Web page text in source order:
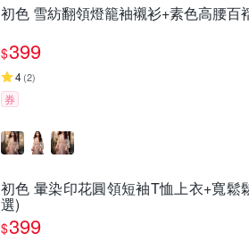
初色 雪紡翻領燈籠袖襯衫+素色高腰
$399
4(2)
券
初色 暈染印花圓領短袖T恤上衣+寬
選)
$399